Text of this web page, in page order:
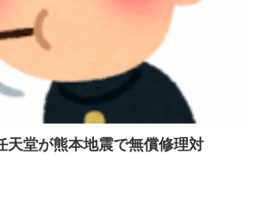
天堂が熊本地震で無償修理対